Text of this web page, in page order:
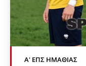
Α' ΕΠΣ ΗΜΑΘΊΑΣ